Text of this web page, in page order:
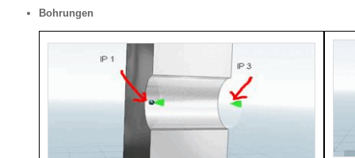
Bohrungen